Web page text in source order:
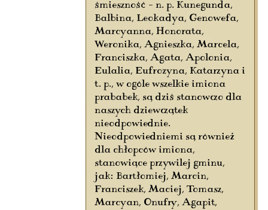
śmieszność – n. p. Kunegunda,
Balbina, Leokadya, Genowefa,
Marcyanna, Honorata,
Weronika, Agnieszka, Marcela,
Franciszka, Agata, Apolonia,
Eulalia, Eufrozyna, Katarzyna i
t. p., w ogóle wszelkie imiona
prababek, są dziś stanowczo dla
naszych dziewczątek
nieodpowiednie.
Nieodpowiedniemi są również
dla chłopców imiona,
stanowiące przywilej gminu,
jak: Bartłomiej, Marcin,
Franciszek, Maciej, Tomasz,
Marcyan, Onufry, Agapit,